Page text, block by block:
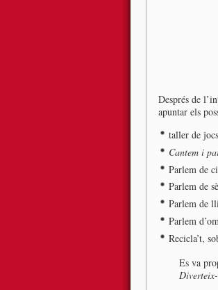
Després de
apuntar els
taller de
Cantem i
Parlem de
Parlem de
Parlem de
Parlem
Recicla’t,
Es va